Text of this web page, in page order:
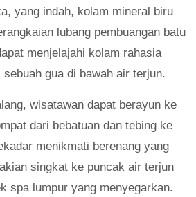
yang indah, kolam mineral biru
lubang pembuangan batu
menjelajahi kolam rahasia
gua di bawah air terjun.
wisatawan dapat berayun ke
dari bebatuan dan tebing ke
menikmati berenang yang
singkat ke puncak air terjun
spa lumpur yang menyegarkan.